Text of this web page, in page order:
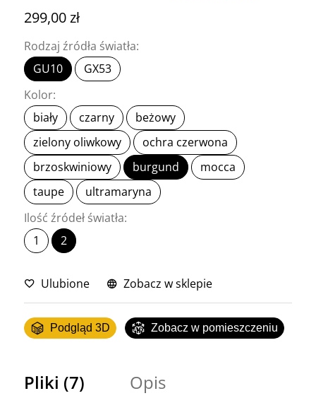
299,00 zł
Rodzaj źródła światła:
GU10
GX53
Kolor:
biały
czarny
beżowy
zielony oliwkowy
ochra czerwona
brzoskwiniowy
burgund
mocca
taupe
ultramaryna
Ilość źródeł światła:
1
2
Ulubione Zobacz w sklepie
Podgląd 3D Zobacz w pomieszczeniu
Pliki (7)
Opis